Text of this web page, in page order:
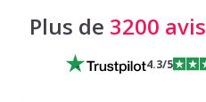
Plus de 3200 avis
4.3/5